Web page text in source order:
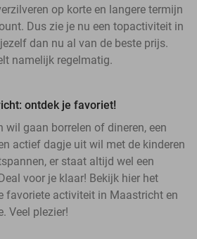
op korte en langere termijn
Dus zie je nu een topactiviteit in
dan nu al van de beste prijs.
namelijk regelmatig.
ontdek je favoriet!
wil gaan borrelen of dineren, een
actief dagje uit wil met de kinderen
er staat altijd wel een
voor je klaar! Bekijk hier het
favoriete activiteit in Maastricht en
Veel plezier!